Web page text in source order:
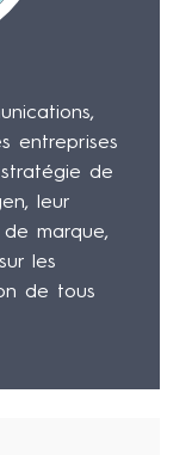
entreprises
de
leur
marque,
les
de tous